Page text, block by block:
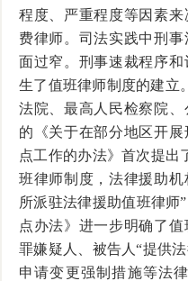
程度、严重程度等因素
费律师。司法实践中刑
面过窄。刑事速裁程序
生了值班律师制度的建立
法院、最高人民检察院
的《关于在部分地区开
点工作的办法》首次提出
班律师制度，法律援助
所派驻法律援助值班律师
点办法》进一步明确了
罪嫌疑人、被告人“提供
申请变更强制措施等法